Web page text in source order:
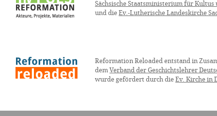
Sächsische Staatsministerium für Kultus
und die Ev.-Lutherische Landeskirche
Reformation Reloaded entstand in
dem Verband der Geschichtslehrer
wurde gefördert durch die Ev. Kirche in